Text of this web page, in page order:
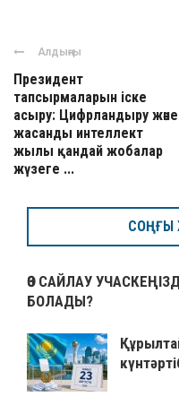
Алдыңғы
Президент
тапсырмаларын іске
асыру: Цифрландыру және
жасанды интеллект
жылы қандай жобалар
жүзеге ...
ӨЗ САЙЛАУ
БОЛАДЫ?